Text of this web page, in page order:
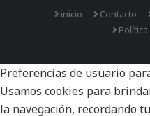
inicio Contacto
Política
Preferencias de usuario
Usamos cookies para
la navegación, recordando